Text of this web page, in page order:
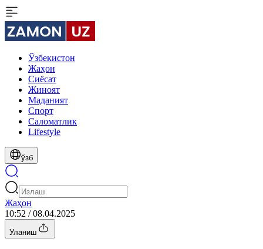
Ўзбекистон
Жаҳон
Сиёсат
Жиноят
Маданият
Спорт
Cаломатлик
Lifestyle
ўзб
Жаҳон
10:52 / 08.04.2025
Уланиш